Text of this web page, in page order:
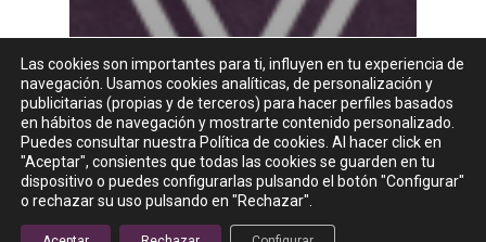
Las cookies son importantes para ti, influyen en tu experiencia de
navegación. Usamos cookies analíticas, de personalización y
publicitarias (propias y de terceros) para hacer perfiles basados
en hábitos de navegación y mostrarte contenido personalizado.
Puedes consultar nuestra Política de cookies. Al hacer click en
"Aceptar", consientes que todas las cookies se guarden en tu
dispositivo o puedes configurarlas pulsando el botón "Configurar"
o rechazar su uso pulsando en "Rechazar".